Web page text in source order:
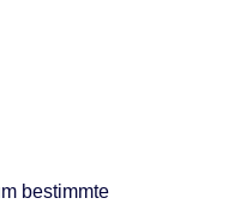
bestimmte